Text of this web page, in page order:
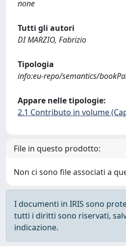
none
Tutti gli autori
DI MARZIO, Fabrizio
Tipologia
info:eu-repo/semantics/
Appare nelle tipologie:
2.1 Contributo in volume
File in questo prodotto:
Non ci sono file associati a
I documenti in IRIS sono
tutti i diritti sono riservati,
indicazione.